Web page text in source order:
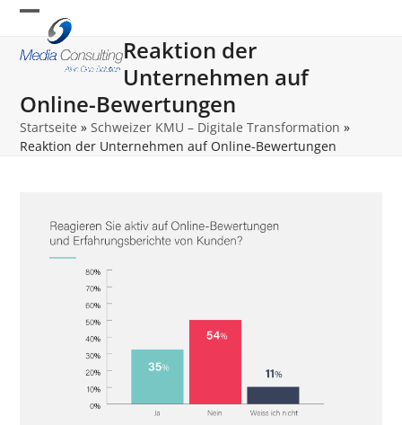
Skip
content
Open
mobile
menu
Close
mobile
menu
Reaktion der
Unternehmen auf
Online-Bewertungen
Startseite »Schweizer KMU – Digitale Transformation »
Reaktion der Unternehmen auf Online-Bewertungen